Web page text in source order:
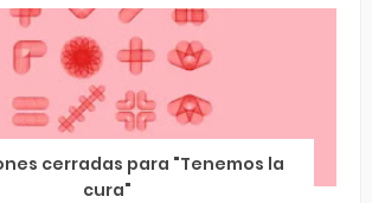
cerradas para "Tenemos la
cura"